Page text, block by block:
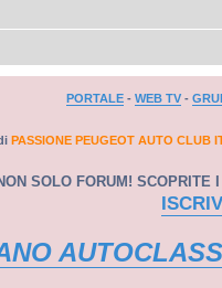
PORTALE - WEB TV -
PASSIONE PEUGEOT AUTO CLUB
SOLO FORUM! SCOPRITE